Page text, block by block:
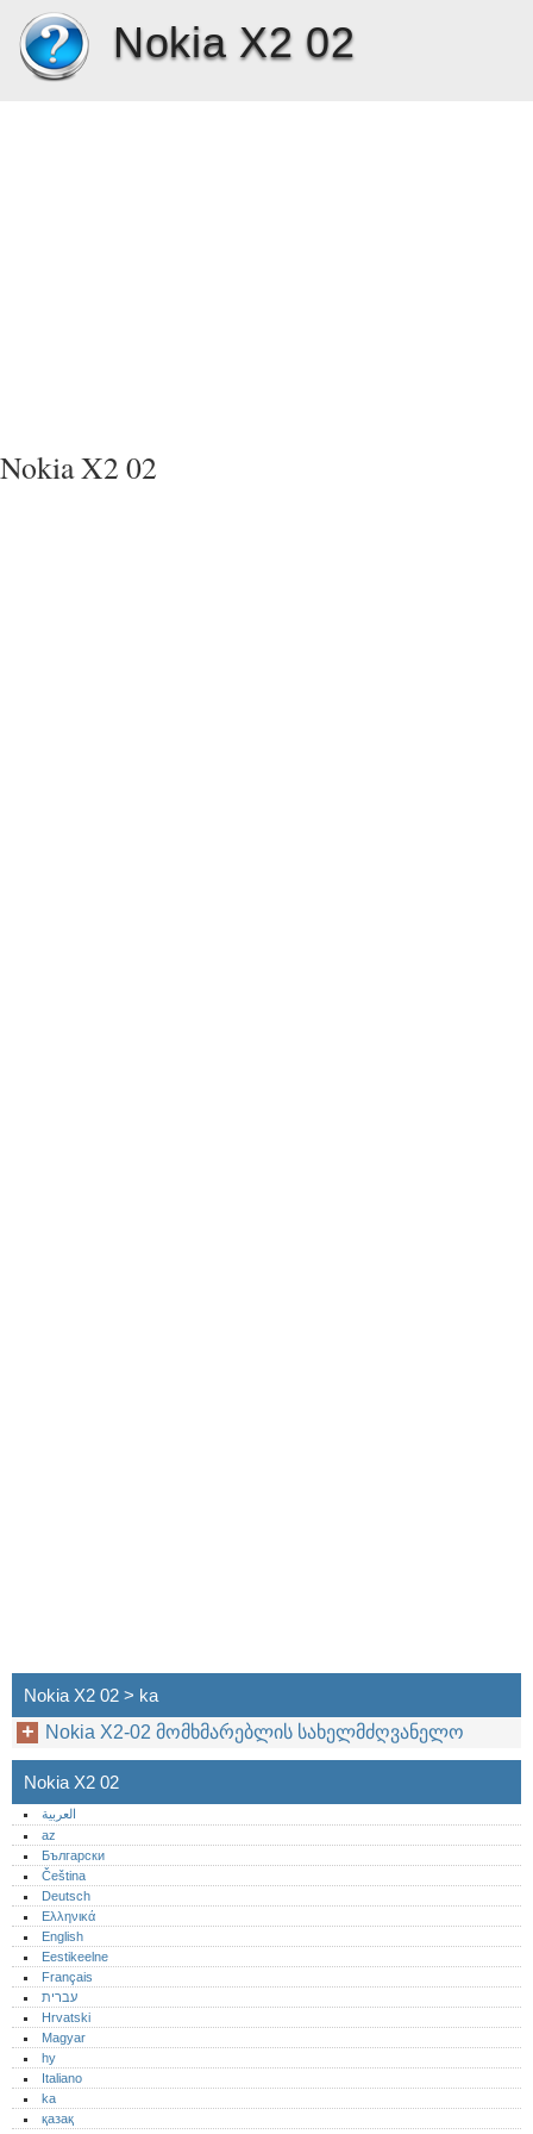
Nokia X2 02
Nokia X2 02
Nokia X2 02 > ka
Nokia X2-02 მომხმარებლის სახელმძღვანელო
Nokia X2 02
العربية
az
Български
Čeština
Deutsch
Ελληνικά
English
Eestikeelne
Français
עברית
Hrvatski
Magyar
hy
Italiano
ka
қазақ